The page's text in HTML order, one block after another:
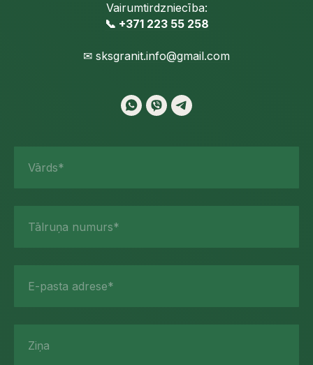
Vairumtirdzniecība:
📞 +371 223 55 258
✉ sksgranit.info@gmail.com
Vārds*
Tālruņa numurs*
E-pasta adrese*
Ziņa